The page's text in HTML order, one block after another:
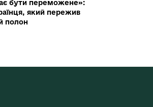
бути переможене»:
який пережив
полон